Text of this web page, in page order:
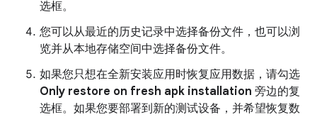
选框。
您可以从最近的历史记录中选择备份文件，也可以浏
览并从本地存储空间中选择备份文件。
如果您只想在全新安装应用时恢复应用数据，请勾选
Only restore on fresh apk installation 旁边的复
选框。如果您要部署到新的测试设备，并希望恢复数